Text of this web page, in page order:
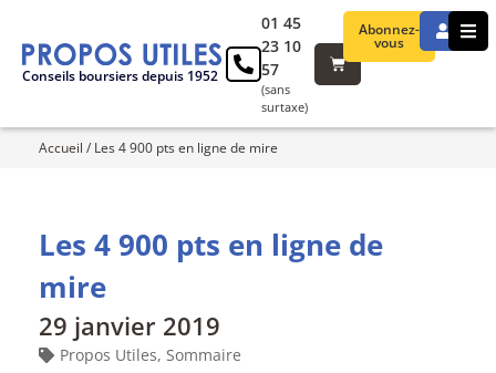
Conseils boursiers depuis 1952
Abonnez-
vous
01 45
23 10
57
(sans
surtaxe)
Accueil / Les 4 900 pts en ligne de mire
Les 4 900 pts en ligne de
mire
29 janvier 2019
Propos Utiles, Sommaire